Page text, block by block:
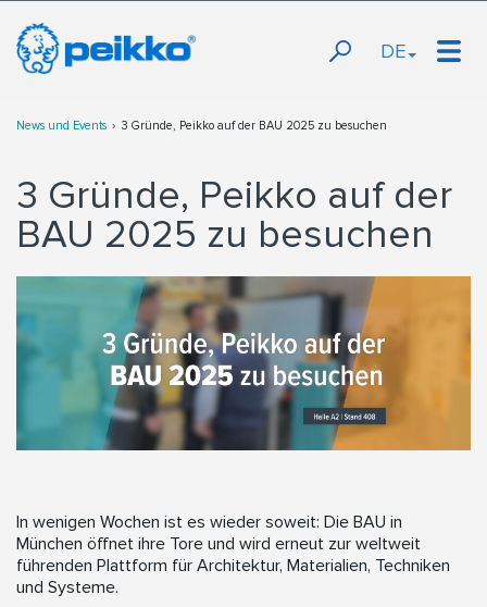
DE
News und Events 3 Gründe, Peikko auf der BAU 2025 zu besuchen
3 Gründe, Peikko auf der
BAU 2025 zu besuchen
In wenigen Wochen ist es wieder soweit: Die BAU in
München öffnet ihre Tore und wird erneut zur weltweit
führenden Plattform für Architektur, Materialien, Techniken
und Systeme.